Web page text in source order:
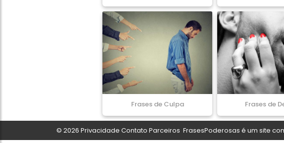
Frases de Culpa Frases de
© 2026 Privacidade Contato Parceiros FrasesPoderosas é um site